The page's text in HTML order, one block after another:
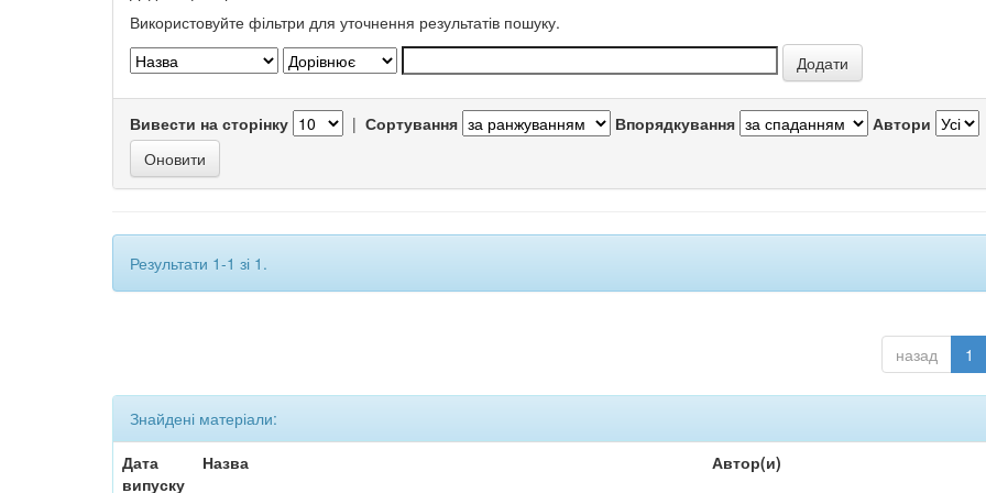
Використовуйте фільтри для уточнення результатів пошуку.
Вивести на сторінку | Сортування Впорядкування Автори
Результати 1-1 зі 1.
назад 1
Знайдені матеріали:
Дата
випуску
Назва Автор(и)